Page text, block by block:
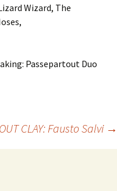
Wizard, The
Passepartout Duo
CLAY: Fausto Salvi →